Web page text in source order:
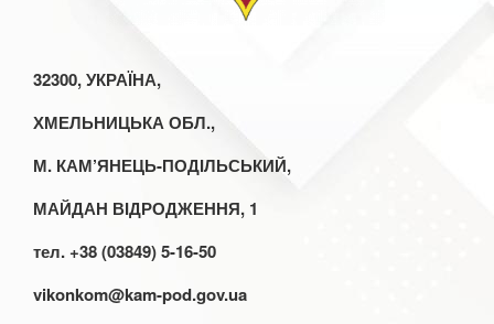
32300, УКРАЇНА,
ХМЕЛЬНИЦЬКА ОБЛ.,
М. КАМ’ЯНЕЦЬ-ПОДІЛЬСЬКИЙ,
МАЙДАН ВІДРОДЖЕННЯ, 1
тел. +38 (03849) 5-16-50
vikonkom@kam-pod.gov.ua